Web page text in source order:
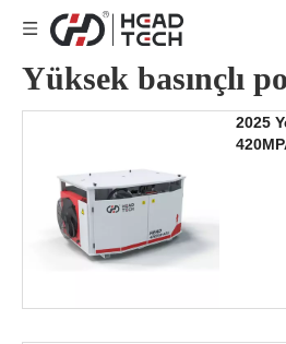
Yüksek basınçlı
2025